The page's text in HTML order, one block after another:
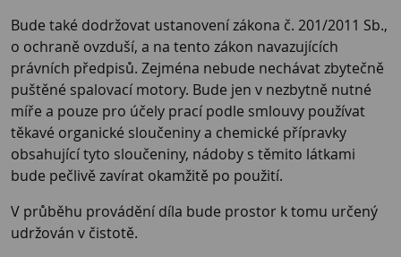
Bude také dodržovat ustanovení zákona č. 201/2011 Sb.,
o ochraně ovzduší, a na tento zákon navazujících
právních předpisů. Zejména nebude nechávat zbytečně
puštěné spalovací motory. Bude jen v nezbytně nutné
míře a pouze pro účely prací podle smlouvy používat
těkavé organické sloučeniny a chemické přípravky
obsahující tyto sloučeniny, nádoby s těmito látkami
bude pečlivě zavírat okamžitě po použití.
V průběhu provádění díla bude prostor k tomu určený
udržován v čistotě.